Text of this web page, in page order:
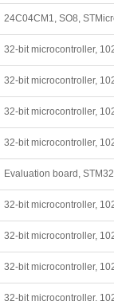
24C04CM1, SO8,
Evaluation board,